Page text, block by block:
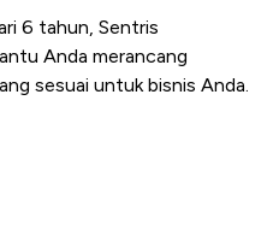
6 tahun, Sentris
Anda merancang
sesuai untuk bisnis Anda.